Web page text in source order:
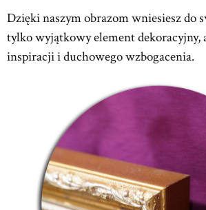
Dzięki naszym obrazom wniesiesz do
tylko wyjątkowy element dekoracyjny,
inspiracji i duchowego wzbogacenia.